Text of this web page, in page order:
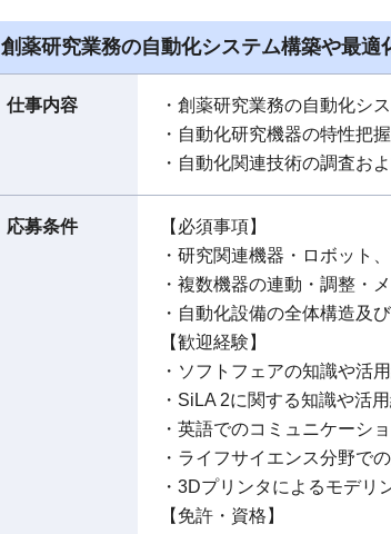
創薬研究業務の自動化システム構築や最
仕事内容
・創薬研究業務の自動化シ
・自動化研究機器の特性把
・自動化関連技術の調査お
応募条件
【必須事項】
・研究関連機器・ロボット
・複数機器の連動・調整・
・自動化設備の全体構造及
【歓迎経験】
・ソフトフェアの知識や活
・SiLA 2に関する知識や活
・英語でのコミュニケーシ
・ライフサイエンス分野で
・3Dプリンタによるモデリ
【免許・資格】